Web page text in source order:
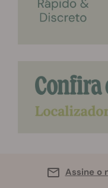
Assine o